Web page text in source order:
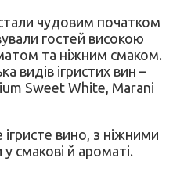
чудовим початком
гостей високою
та ніжним смаком.
видів ігристих вин –
Sweet White, Marani
ігристе вино, з ніжними
смакові й ароматі.